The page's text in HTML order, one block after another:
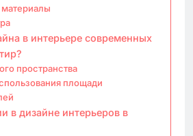
в интерьере современных
пространства
площади
в дизайне интерьеров в